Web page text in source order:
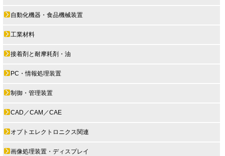
自動化機器・食品機械装置
工業材料
接着剤と耐摩耗剤・油
PC・情報処理装置
制御・管理装置
CAD／CAM／CAE
オプトエレクトロニクス関連
画像処理装置・ディスプレイ